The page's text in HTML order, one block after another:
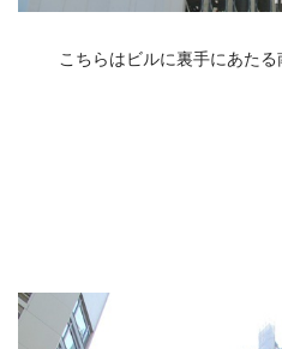
こちらはビルに裏手にあたる